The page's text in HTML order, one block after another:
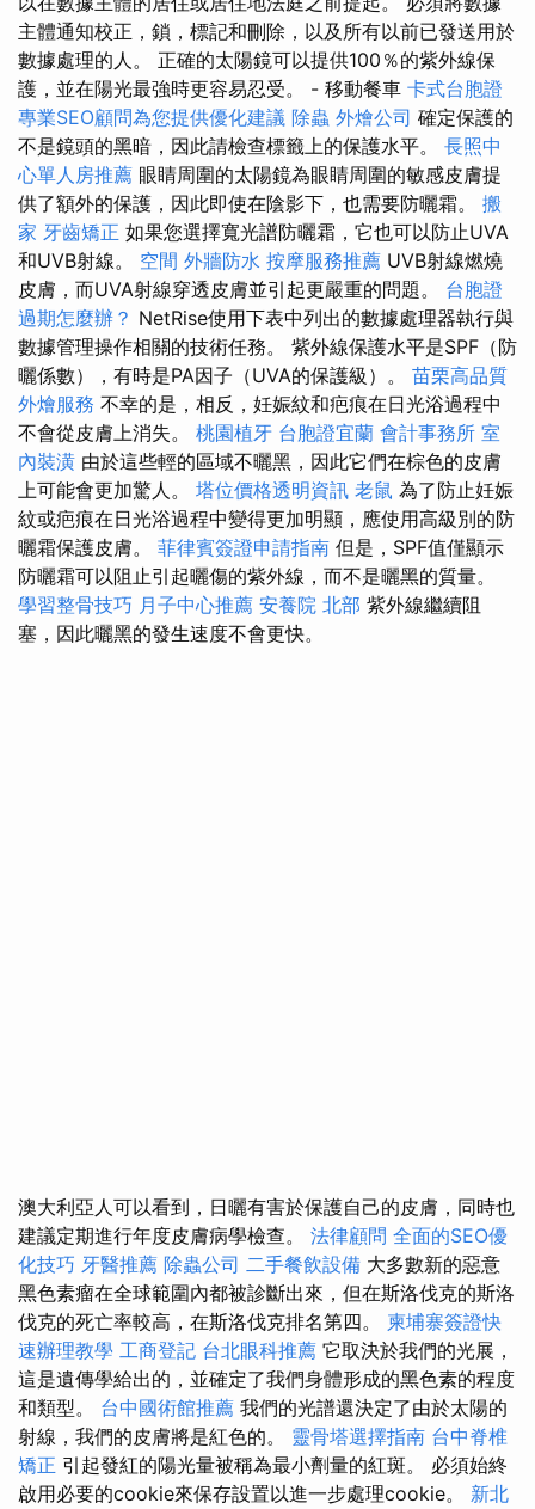
主體通知校正，鎖，標記和刪除，以及所有以前已發送用於
數據處理的人。 正確的太陽鏡可以提供100％的紫外線保
護，並在陽光最強時更容易忍受。 - 移動餐車 卡式台胞證
專業SEO顧問為您提供優化建議 除蟲 外燴公司 確定保護的
不是鏡頭的黑暗，因此請檢查標籤上的保護水平。 長照中
心單人房推薦 眼睛周圍的太陽鏡為眼睛周圍的敏感皮膚提
供了額外的保護，因此即使在陰影下，也需要防曬霜。 搬
家 牙齒矯正 如果您選擇寬光譜防曬霜，它也可以防止UVA
和UVB射線。 空間 外牆防水 按摩服務推薦 UVB射線燃燒
皮膚，而UVA射線穿透皮膚並引起更嚴重的問題。 台胞證
過期怎麼辦？ NetRise使用下表中列出的數據處理器執行與
數據管理操作相關的技術任務。 紫外線保護水平是SPF（防
曬係數），有時是PA因子（UVA的保護級）。 苗栗高品質
外燴服務 不幸的是，相反，妊娠紋和疤痕在日光浴過程中
不會從皮膚上消失。 桃園植牙 台胞證宜蘭 會計事務所 室
內裝潢 由於這些輕的區域不曬黑，因此它們在棕色的皮膚
上可能會更加驚人。 塔位價格透明資訊 老鼠 為了防止妊娠
紋或疤痕在日光浴過程中變得更加明顯，應使用高級別的防
曬霜保護皮膚。 菲律賓簽證申請指南 但是，SPF值僅顯示
防曬霜可以阻止引起曬傷的紫外線，而不是曬黑的質量。
學習整骨技巧 月子中心推薦 安養院 北部 紫外線繼續阻
塞，因此曬黑的發生速度不會更快。
澳大利亞人可以看到，日曬有害於保護自己的皮膚，同時也
建議定期進行年度皮膚病學檢查。 法律顧問 全面的SEO優
化技巧 牙醫推薦 除蟲公司 二手餐飲設備 大多數新的惡意
黑色素瘤在全球範圍內都被診斷出來，但在斯洛伐克的斯洛
伐克的死亡率較高，在斯洛伐克排名第四。 柬埔寨簽證快
速辦理教學 工商登記 台北眼科推薦 它取決於我們的光展，
這是遺傳學給出的，並確定了我們身體形成的黑色素的程度
和類型。 台中國術館推薦 我們的光譜還決定了由於太陽的
射線，我們的皮膚將是紅色的。 靈骨塔選擇指南 台中脊椎
矯正 引起發紅的陽光量被稱為最小劑量的紅斑。 必須始終
啟用必要的cookie來保存設置以進一步處理cookie。 新北